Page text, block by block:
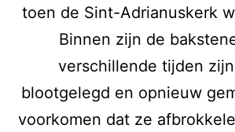
toen de Sint-Adrianuskerk
Binnen zijn de
verschillende tijden
blootgelegd en opnieuw
voorkomen dat ze